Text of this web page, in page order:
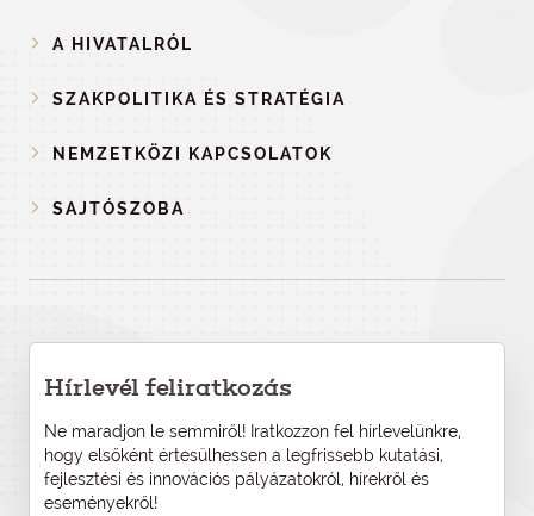
A HIVATALRÓL
SZAKPOLITIKA ÉS STRATÉGIA
NEMZETKÖZI KAPCSOLATOK
SAJTÓSZOBA
Hírlevél feliratkozás
Ne maradjon le semmiről! Iratkozzon fel hírlevelünkre,
hogy elsőként értesülhessen a legfrissebb kutatási,
fejlesztési és innovációs pályázatokról, hírekről és
eseményekről!